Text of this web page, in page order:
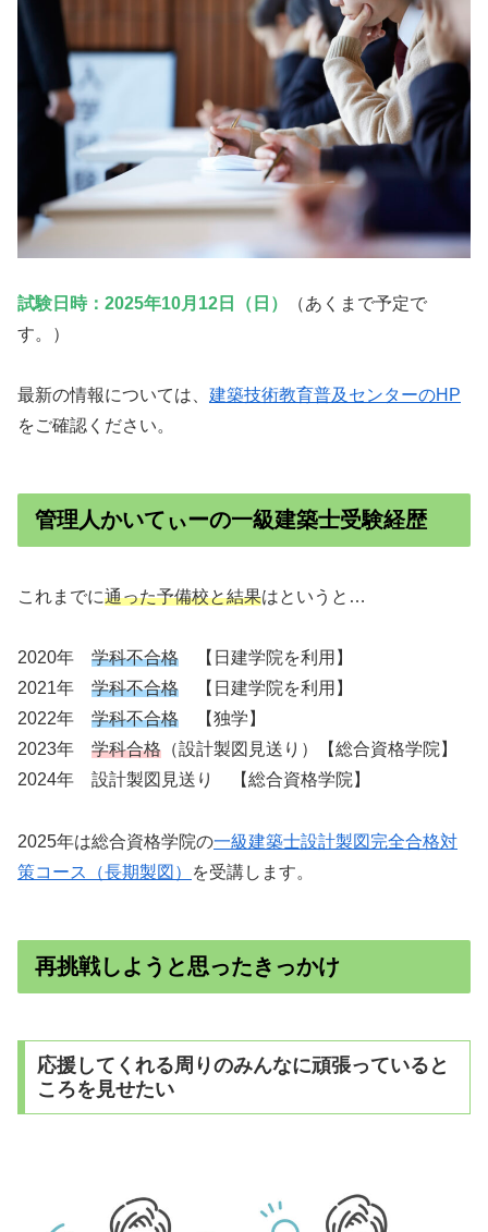
試験日時：2025年10月12日（日）
（あくまで予定で
す。）
最新の情報については、 建築技術教育普及センターのHP
をご確認ください。
管理人かいてぃーの一級建築士受験経歴
これまでに通った予備校と結果はというと…
2020年 学科不合格 【日建学院を利用】
2021年 学科不合格 【日建学院を利用】
2022年 学科不合格 【独学】
2023年 学科合格 （設計製図見送り）【総合資格学院】
2024年 設計製図見送り 【総合資格学院】
2025年は総合資格学院の一級建築士設計製図完全合格対
策コース（長期製図）
を受講します。
再挑戦しようと思ったきっかけ
応援してくれる周りのみんなに頑張っていると
ころを見せたい